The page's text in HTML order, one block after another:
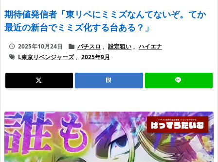
期待値発信者「東リベにミミズなんてないぞ。てか
最近の新台でミミズ化する台ある？」
2025年10月24日 パチスロ , 設定狙い , ハイエナ
L東京リベンジャーズ , 2025年9月
B!